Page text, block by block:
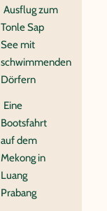
Ausflug zum
Tonle Sap
See mit
schwimmenden
Dörfern
Eine
Bootsfahrt
auf dem
Mekong in
Luang
Prabang